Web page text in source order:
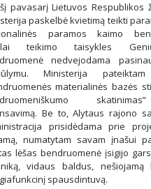
pavasarį Lietuvos Respublikos
paskelbė kvietimą teikti
paramos kaimo
teikimo taisykles
nedvejodama
Ministerija
materialinės bazės
Be to, Alytaus rajono
prisidėdama prie
numatytam savam įnašui
lėšas bendruomenė įsigijo
vidaus baldus, nešiojamą
spausdintuvą.